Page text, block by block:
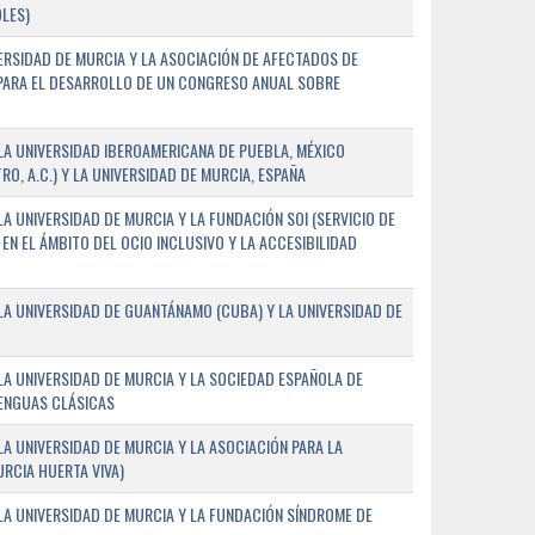
DE MURCIA Y LA ASOCIACIÓN DE AFECTADOS DE
EL DESARROLLO DE UN CONGRESO ANUAL SOBRE
UNIVERSIDAD IBEROAMERICANA DE PUEBLA, MÉXICO
A.C.) Y LA UNIVERSIDAD DE MURCIA, ESPAÑA
UNIVERSIDAD DE MURCIA Y LA FUNDACIÓN SOI (SERVICIO DE
EL ÁMBITO DEL OCIO INCLUSIVO Y LA ACCESIBILIDAD
UNIVERSIDAD DE GUANTÁNAMO (CUBA) Y LA UNIVERSIDAD DE
UNIVERSIDAD DE MURCIA Y LA SOCIEDAD ESPAÑOLA DE
CLÁSICAS
UNIVERSIDAD DE MURCIA Y LA ASOCIACIÓN PARA LA
HUERTA VIVA)
UNIVERSIDAD DE MURCIA Y LA FUNDACIÓN SÍNDROME DE